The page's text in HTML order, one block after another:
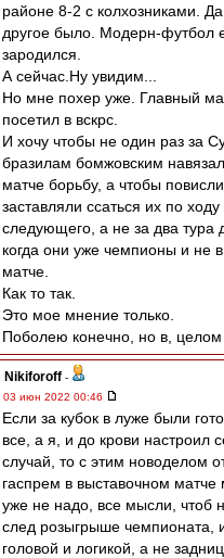
районе 8-2 с колхозниками.
другое было. Модерн-футбол
зародился.
А сейчас.Ну увидим...
Но мне похер уже. Главный
посетил в вскрс.
И хочу чтобы не один раз за
бразилам бомжовским
матче борьбу, а чтобы
заставляли ссаться их по
следующего, а не за два тура
когда они уже чемпионы и не
матче.
Как то так.
Это мое мнение только.
Поболею конечно, но в,
Nikiforoff -
03 июн 2022 00:46
Если за кубок в луже были
все, а я, и до крови настроил
случай, то с этим новоделом
гаспрем в выставочном матче
уже не надо, все мысли, чтоб
след розыгрыше чемпионата,
головой и логикой, а не